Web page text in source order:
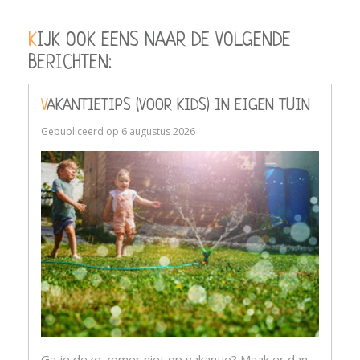
KIJK OOK EENS NAAR DE VOLGENDE
BERICHTEN:
VAKANTIETIPS (VOOR KIDS) IN EIGEN TUIN
Gepubliceerd op 6 augustus 2026